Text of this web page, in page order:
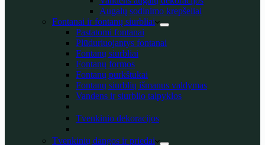
Augalų sodinimo krepšeliai
Fontanai ir fontanų siurbliai
Pastatomi fontanai
Plūduriuojantys fontanai
Fontanų siurbliai
Fontanų formos
Fontanų purkštukai
Fontanų siurblių išmanus valdymas
Vandens ir siurblio talpyklos
Tvenkinio dekoracijos
Tvenkinių dangos ir priedai